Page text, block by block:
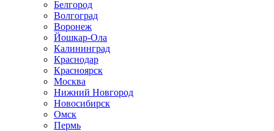
Белгород
Волгоград
Воронеж
Йошкар-Ола
Калининград
Краснодар
Красноярск
Москва
Нижний Новгород
Новосибирск
Омск
Пермь